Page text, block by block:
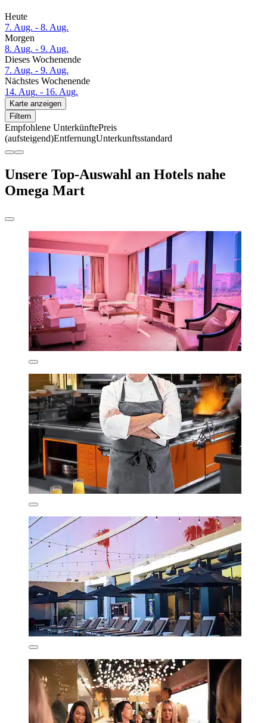
Heute
7. Aug. - 8. Aug.
Morgen
8. Aug. - 9. Aug.
Dieses Wochenende
7. Aug. - 9. Aug.
Nächstes Wochenende
14. Aug. - 16. Aug.
Karte anzeigen
Filtern
Empfohlene UnterkünftePreis
(aufsteigend)EntfernungUnterkunftsstandard
Unsere Top-Auswahl an Hotels nahe
Omega Mart